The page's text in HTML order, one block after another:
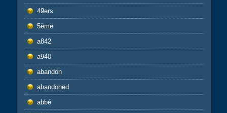
49ers
5ème
a842
a940
abandon
abandoned
abbé